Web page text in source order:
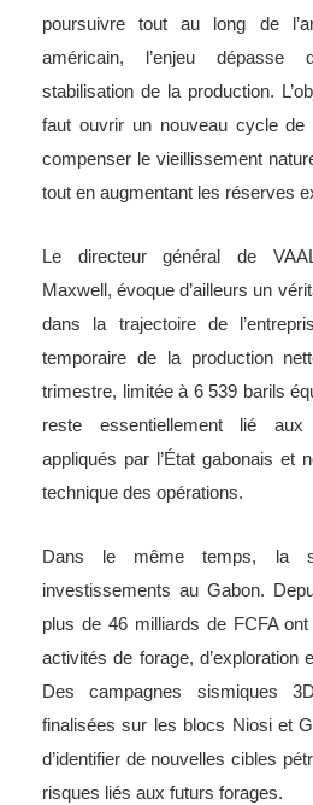
poursuivre tout au long de
américain, l’enjeu dépasse
stabilisation de la production.
faut ouvrir un nouveau cycle de
compenser le vieillissement
tout en augmentant les réserves
Le directeur général de
Maxwell, évoque d’ailleurs un
dans la trajectoire de
temporaire de la production
trimestre, limitée à 6 539 barils
reste essentiellement lié aux
appliqués par l’État gabonais et
technique des opérations.
Dans le même temps, la
investissements au Gabon.
plus de 46 milliards de FCFA
activités de forage, d’exploration
Des campagnes sismiques
finalisées sur les blocs Niosi et
d’identifier de nouvelles cibles
risques liés aux futurs forages.